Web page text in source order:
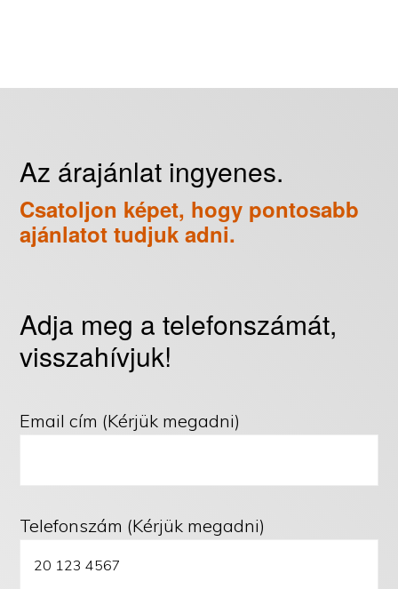
Az árajánlat ingyenes.
Csatoljon képet, hogy pontosabb
ajánlatot tudjuk adni.
Adja meg a telefonszámát,
visszahívjuk!
Email cím (Kérjük megadni)
Telefonszám (Kérjük megadni)